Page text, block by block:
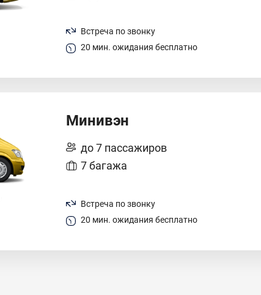
Встреча по звонку
20 мин. ожидания бесплатно
Минивэн
до 7 пассажиров
7 багажа
Встреча по звонку
20 мин. ожидания бесплатно